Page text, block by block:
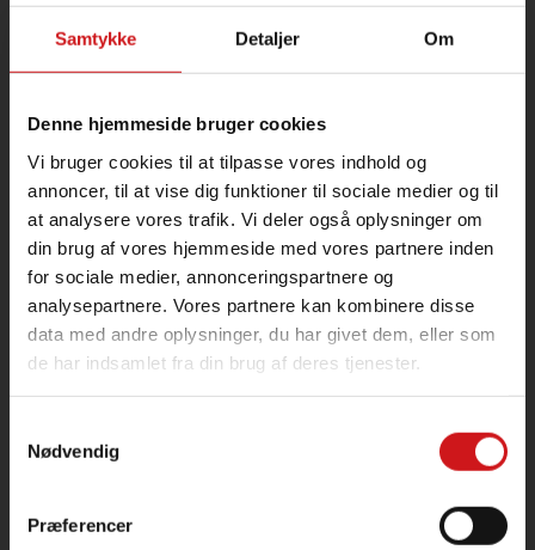
Samtykke Detaljer Om
Denne hjemmeside bruger cookies
Vi bruger cookies til at tilpasse vores indhold og
annoncer, til at vise dig funktioner til sociale medier og til
at analysere vores trafik. Vi deler også oplysninger om
din brug af vores hjemmeside med vores partnere inden
for sociale medier, annonceringspartnere og
analysepartnere. Vores partnere kan kombinere disse
data med andre oplysninger, du har givet dem, eller som
de har indsamlet fra din brug af deres tjenester.
Nødvendig
Præferencer
Cvr.: 32787088
753960 99
Fax 75 39 60 59
Følg os påFacebook
Ekspeditions tid:
Mandag – torsdag
kl. 09.00 – 15.30
Fredag
kl. 9.00 – 13.30